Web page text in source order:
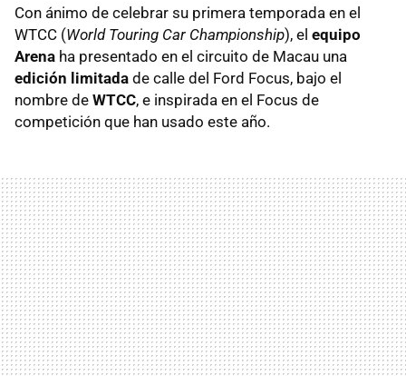
Con ánimo de celebrar su primera temporada en el
WTCC (World Touring Car Championship), el equipo
Arena ha presentado en el circuito de Macau una
edición limitada de calle del Ford Focus, bajo el
nombre de WTCC, e inspirada en el Focus de
competición que han usado este año.